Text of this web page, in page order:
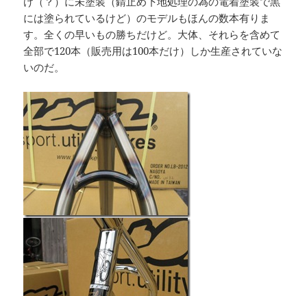
には塗られているけど）のモデルもほんの数本有りま
す。全くの早いもの勝ちだけど。大体、それらを含めて
全部で120本（販売用は100本だけ）しか生産されていな
いのだ。